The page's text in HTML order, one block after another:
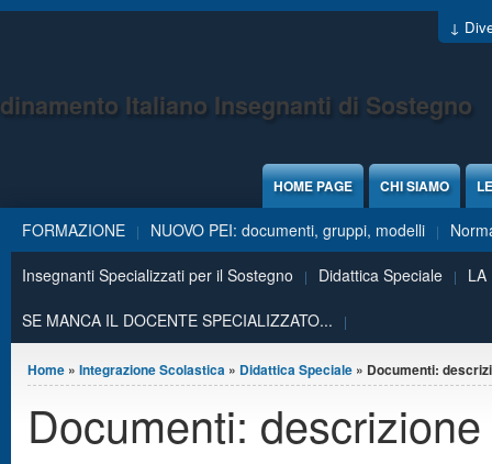
Jump to Content
↓
Italiano Insegnanti di Sostegno
HOME PAGE CHI SIAMO
FORMAZIONE NUOVO PEI: documenti, gruppi, modelli
Insegnanti Specializzati per il Sostegno Didattica Speciale LA
SE MANCA IL DOCENTE SPECIALIZZATO...
Tu sei qui
Home » Integrazione Scolastica » Didattica Speciale » Documenti:
Documenti: descrizione